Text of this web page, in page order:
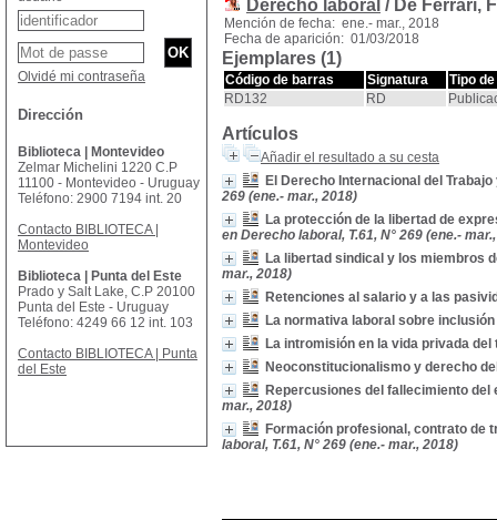
Derecho laboral / De Ferrari,
Mención de fecha: ene.- mar., 2018
Fecha de aparición: 01/03/2018
Ejemplares (1)
Código de barras Signatura
Tipo
RD132
RD
Artículos
Añadir el resultado a su cesta
El Derecho Internacional del
269 (ene.- mar., 2018)
La protección de la libertad de
en Derecho laboral, T.61, N° 269 (ene.-
La libertad sindical y los miembros
mar., 2018)
Retenciones al salario y a las
La normativa laboral sobre
La intromisión en la vida privada del
Neoconstitucionalismo y derecho
Repercusiones del fallecimiento
mar., 2018)
Formación profesional, contrato de
laboral, T.61, N° 269 (ene.- mar., 2018)
Olvidé mi contraseña
Dirección
Biblioteca | Montevideo
Zelmar Michelini 1220 C.P
11100 - Montevideo - Uruguay
Teléfono: 2900 7194 int. 20
Contacto BIBLIOTECA |
Montevideo
Biblioteca | Punta del Este
Prado y Salt Lake, C.P 20100
Punta del Este - Uruguay
Teléfono: 4249 66 12 int. 103
Contacto BIBLIOTECA | Punta
del Este